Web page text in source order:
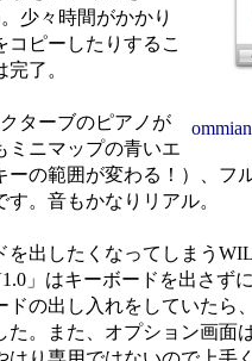
少々時間がかかり
コピーしたりするこ
了。
ターブのピアノが
ミニマップの青いエ
ーの範囲が変わる！）、フ
。音もかなりリアル。
出したくなってしまう
」はキーボードを出さず
ドの出し入れをしていたら
た。また、オプション画面